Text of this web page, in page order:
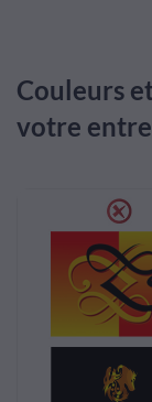
Couleurs
votre